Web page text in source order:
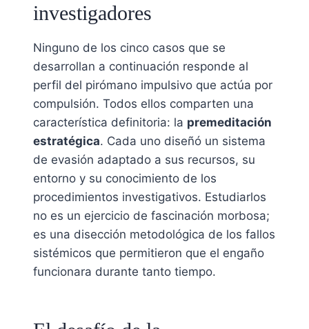
investigadores
Ninguno de los cinco casos que se
desarrollan a continuación responde al
perfil del pirómano impulsivo que actúa por
compulsión. Todos ellos comparten una
característica definitoria: la premeditación
estratégica. Cada uno diseñó un sistema
de evasión adaptado a sus recursos, su
entorno y su conocimiento de los
procedimientos investigativos. Estudiarlos
no es un ejercicio de fascinación morbosa;
es una disección metodológica de los fallos
sistémicos que permitieron que el engaño
funcionara durante tanto tiempo.